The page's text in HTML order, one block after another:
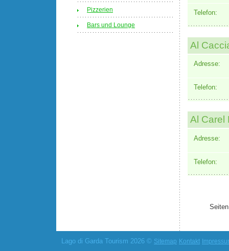
Telefon:
Al
Adresse:
Telefon:
Al Carel
Adresse:
Telefon:
Pizzerien
Bars und Lounge
Lago di Garda Tourism 2026 © Sitemap Kontakt